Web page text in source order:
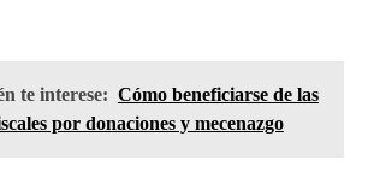
te interese: Cómo beneficiarse de las
por donaciones y mecenazgo